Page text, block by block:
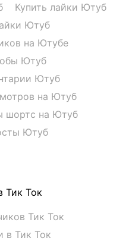
Купить лайки Ютуб
Ютуб
на Ютубе
Ютуб
Ютуб
на Ютуб
шортс на Ютуб
Ютуб
Тик Ток
Тик Ток
в Тик Ток